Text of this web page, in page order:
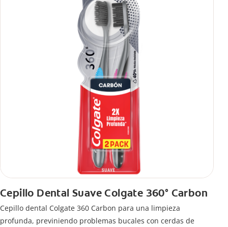
Cepillo Dental Suave Colgate 360° Carbon
Cepillo dental Colgate 360 ​​Carbon para una limpieza
profunda, previniendo problemas bucales con cerdas de